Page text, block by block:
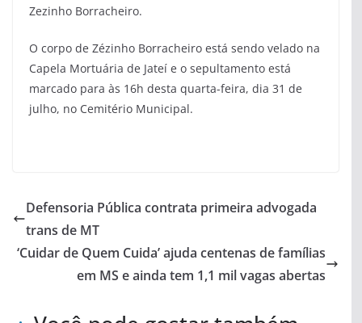
Zezinho Borracheiro.
O corpo de Zézinho Borracheiro está sendo velado na
Capela Mortuária de Jateí e o sepultamento está
marcado para às 16h desta quarta-feira, dia 31 de
julho, no Cemitério Municipal.
Defensoria Pública contrata primeira advogada
trans de MT
‘Cuidar de Quem Cuida’ ajuda centenas de famílias
em MS e ainda tem 1,1 mil vagas abertas